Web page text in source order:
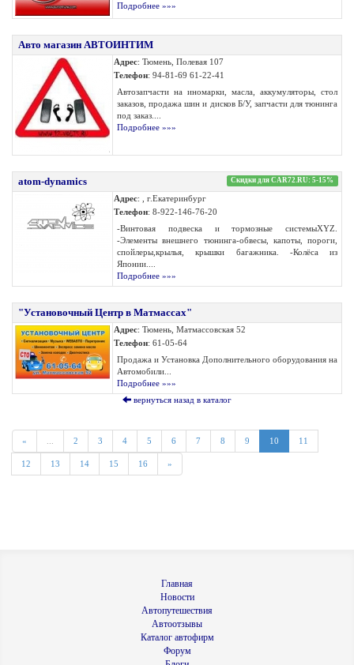
Подробнее »»»
Авто магазин АВТОИНТИМ
Адрес: Тюмень, Полевая 107
Телефон: 94-81-69 61-22-41
Автозапчасти на иномарки, масла, аккумуляторы, стол
заказов, продажа шин и дисков Б/У, запчасти для тюнинга
под заказ....
Подробнее »»»
atom-dynamics Скидки для CAR72.RU: 5-15%
Адрес: , г.Екатеринбург
Телефон: 8-922-146-76-20
-Винтовая подвеска и тормозные системыXYZ.
-Элементы внешнего тюнинга-обвесы, капоты, пороги,
спойлеры,крылья, крышки багажника. -Колёса из
Японии....
Подробнее »»»
"Установочный Центр в Матмассах"
Адрес: Тюмень, Матмассовская 52
Телефон: 61-05-64
Продажа и Установка Дополнительного оборудования на
Автомобили...
Подробнее »»»
вернуться назад в каталог
« 2 3 4 5 6 7 8 9 10 11
12 13 14 15 16 »
Главная
Новости
Автопутешествия
Автоотзывы
Каталог автофирм
Форум